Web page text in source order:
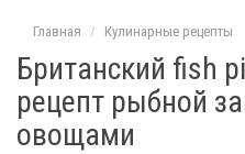
Главная Кулинарные рецепты
Британский fish
рецепт рыбной
овощами